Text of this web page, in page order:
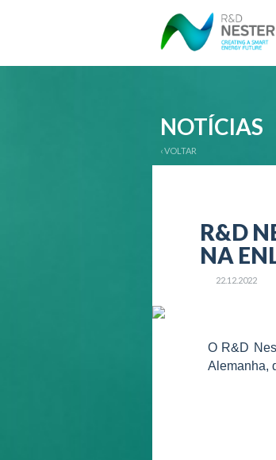
NOTÍCIAS
‹ VOLTAR
R&D
NA
22.12.2022
O R&D
Alemanha,